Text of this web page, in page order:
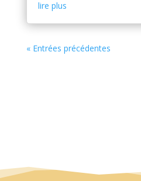
lire plus
« Entrées précédentes